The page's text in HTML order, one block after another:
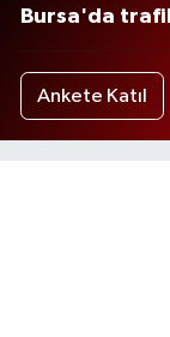
Bursa'da
Ankete Katıl